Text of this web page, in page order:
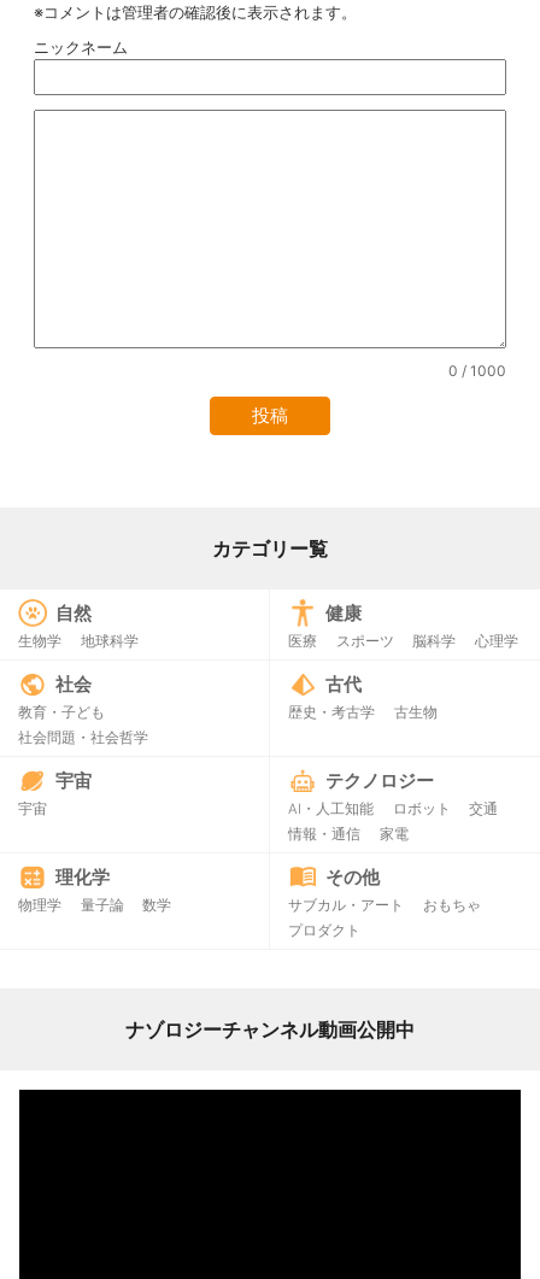
※コメントは管理者の確認後に表示されます。
ニックネーム
0 / 1000
カテゴリー覧
自然
生物学 地球科学
健康
医療 スポーツ 脳科学 心理学
社会
教育・子ども
社会問題・社会哲学
古代
歴史・考古学 古生物
宇宙
宇宙
テクノロジー
AI・人工知能 ロボット
交通
情報・通信
家電
理化学
物理学 量子論 数学
その他
サブカル・アート
おもちゃ
プロダクト
ナゾロジーチャンネル動画公開中